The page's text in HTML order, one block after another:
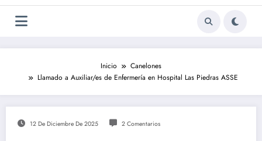
Inicio
Canelones
Llamado a Auxiliar/es de Enfermería en Hospital Las Piedras ASSE
12 De Diciembre De 2025 2 Comentarios